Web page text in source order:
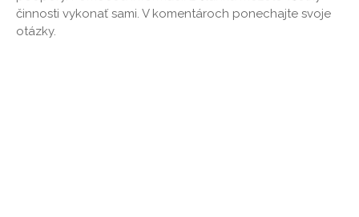
činnosti vykonať sami. V komentároch ponechajte svoje
otázky.